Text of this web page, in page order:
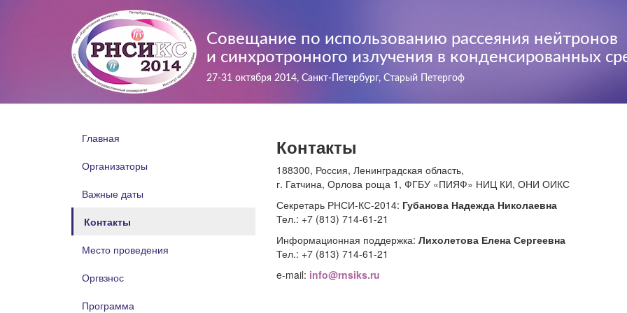
Совещание по использованию рассеяния нейтронов
и синхротронного излучения в конденсированных
27-31 октября 2014, Санкт-Петербург, Старый Петергоф
Главная
Организаторы
Важные даты
Контакты
Место проведения
Оргвзнос
Программа
Контакты
188300, Россия, Ленинградская область,
г. Гатчина, Орлова роща 1, ФГБУ «ПИЯФ» НИЦ КИ, ОНИ ОИКС
Секретарь РНСИ-КС-2014: Губанова Надежда Николаевна
Тел.: +7 (813) 714-61-21
Информационная поддержка: Лихолетова Елена Сергеевна
Тел.: +7 (813) 714-61-21
e-mail: info@rnsiks.ru